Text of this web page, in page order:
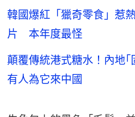
韓國爆紅「獵奇零食」惹
片 本年度最怪
顛覆傳統港式糖水！內地
有人為它來中國